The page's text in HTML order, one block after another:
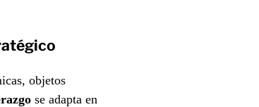
objetos
se adapta en